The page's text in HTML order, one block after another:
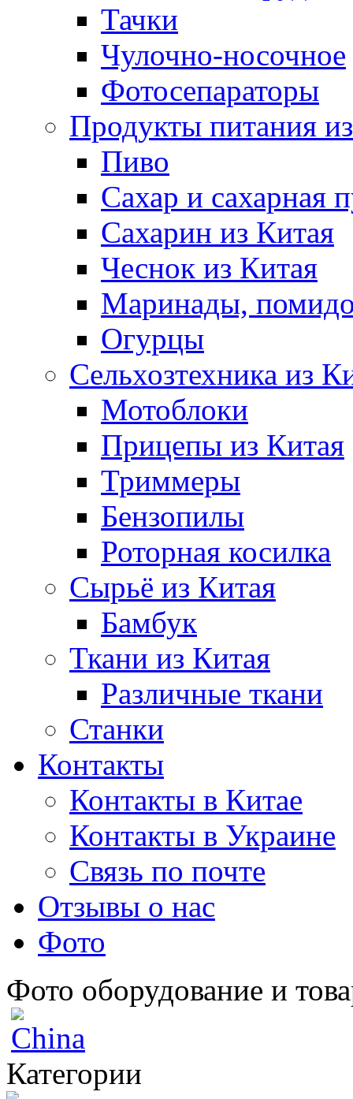
Тачки
Чулочно-носочное
Фотосепараторы
Продукты питания
Пиво
Сахар и сахарная
Сахарин из Китая
Чеснок из Китая
Маринады,
Огурцы
Сельхозтехника из
Мотоблоки
Прицепы из Китая
Триммеры
Бензопилы
Роторная косилка
Сырьё из Китая
Бамбук
Ткани из Китая
Различные ткани
Станки
Контакты
Контакты в Китае
Контакты в Украине
Связь по почте
Отзывы о нас
Фото
Фото оборудование и
Категории